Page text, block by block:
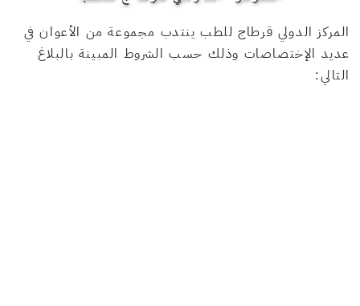
المركز الدولي قرطاج للطب ينتدب مجموعة من الأعوان في
عديد الإختصاصات وذلك حسب الشروط المبينة بالبلاغ
التالي: